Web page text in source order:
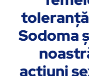
Sodoma
acţiuni